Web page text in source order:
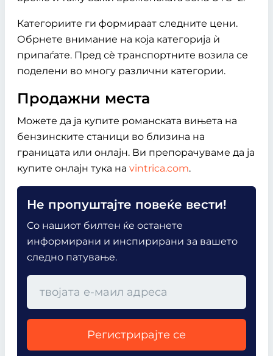
Категориите ги формираат следните цени.
Обрнете внимание на која категорија ѝ
припаѓате. Пред сѐ транспортните возила се
поделени во многу различни категории.
Продажни места
Можете да ја купите романската вињета на
бензинските станици во близина на
границата или онлајн. Ви препорачуваме да ја
купите онлајн тука на vintrica.com.
Не пропуштајте повеќе вести!
Со нашиот билтен ќе останете
информирани и инспирирани за вашето
следно патување.
Регистрирајте се